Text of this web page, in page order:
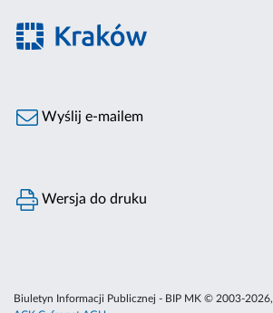
Wyślij e-mailem
Wersja do druku
Biuletyn Informacji Publicznej - BIP MK © 2003-2026,